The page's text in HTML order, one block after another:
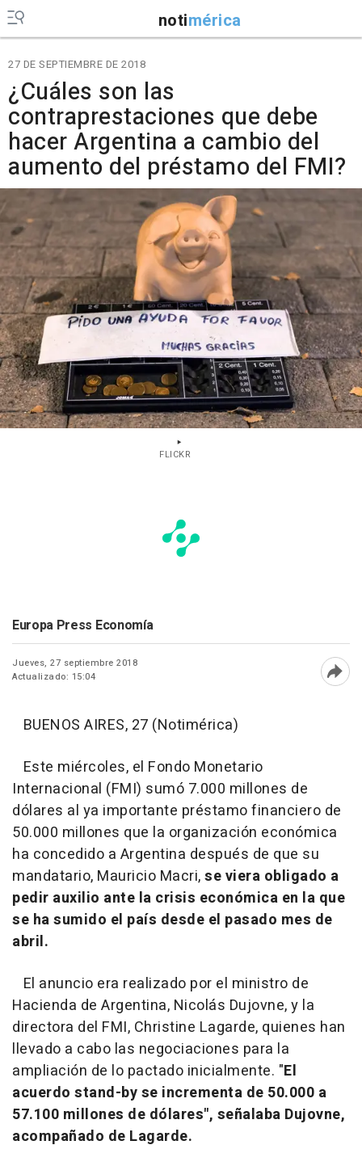
notimérica
27 DE SEPTIEMBRE DE 2018
¿Cuáles son las
contraprestaciones que debe
hacer Argentina a cambio del
aumento del préstamo del FMI?
FLICKR
Europa Press Economía
Jueves, 27 septiembre 2018
Actualizado: 15:04
BUENOS AIRES, 27 (Notimérica)
Este miércoles, el Fondo Monetario
Internacional (FMI) sumó 7.000 millones de
dólares al ya importante préstamo financiero de
50.000 millones que la organización económica
ha concedido a Argentina después de que su
mandatario, Mauricio Macri,se viera obligado a
pedir auxilio ante la crisis económica en la que
se ha sumido el país desde el pasado mes de
abril.
El anuncio era realizado por el ministro de
Hacienda de Argentina, Nicolás Dujovne, y la
directora del FMI, Christine Lagarde, quienes han
llevado a cabo las negociaciones para la
ampliación de lo pactado inicialmente. "El
acuerdo stand-by se incrementa de 50.000 a
57.100 millones de dólares", señalaba Dujovne,
acompañado de Lagarde.